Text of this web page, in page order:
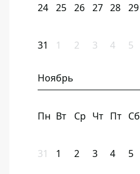
24 25 26 27 28 29
31 1 2 3 4 5
Ноябрь
Пн Вт Ср Чт Пт Сб
31 1 2 3 4 5